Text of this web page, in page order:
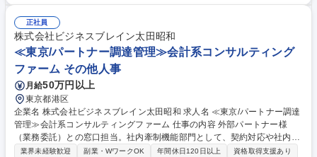
の増強・リプレース対応 ■導入製品の保守運用業務 ■運用改善および効率
化施策の推進 ■新規製品導入前やバージョンアップ前の検証 ■手順書・運
用ドキュメント作成更新 ■データセンター納品対応および現地連携【魅
力】数百台規模のネットワーク機器運用に携わりながら、高度な技術力と
安定運用を支える実践的なノウハウを習得できます。 募集職種 【インフ
ラエンジニア（クラウドサービス）】大規模ネットワーク運用に挑戦可能
正社員
株式会社ビジネスブレイン太田昭和
≪東京/パートナー調達管理≫会計系コンサルティング
ファーム その他人事
月給50万円以上
東京都港区
企業名 株式会社ビジネスブレイン太田昭和 求人名 ≪東京/パートナー調達
管理≫会計系コンサルティングファーム 仕事の内容 外部パートナー様
（業務委託）との窓口担当。社内牽制機能部門として、契約対応や社内指
導等を行い、コンプライアンス強化の推進役も担います。また、メンバー
業界未経験歓迎 副業・WワークOK 年間休日120日以上
資格取得支援あり